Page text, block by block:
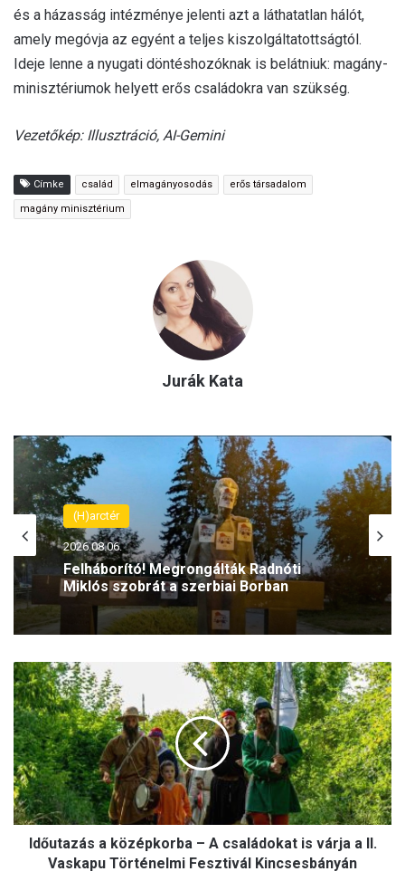
és a házasság intézménye jelenti azt a láthatatlan hálót,
amely megóvja az egyént a teljes kiszolgáltatottságtól.
Ideje lenne a nyugati döntéshozóknak is belátniuk: magány-
minisztériumok helyett erős családokra van szükség.
Vezetőkép: Illusztráció, AI-Gemini
Címke család elmagányosodás erős társadalom
magány minisztérium
Jurák Kata
(H)arctér
2026.08.06.
Felháborító! Megrongálták Radnóti
Miklós szobrát a szerbiai Borban
I
d
ő
u
t
a
z
á
s
Időutazás a középkorba – A családokat is várja a II.
Vaskapu Történelmi Fesztivál Kincsesbányán